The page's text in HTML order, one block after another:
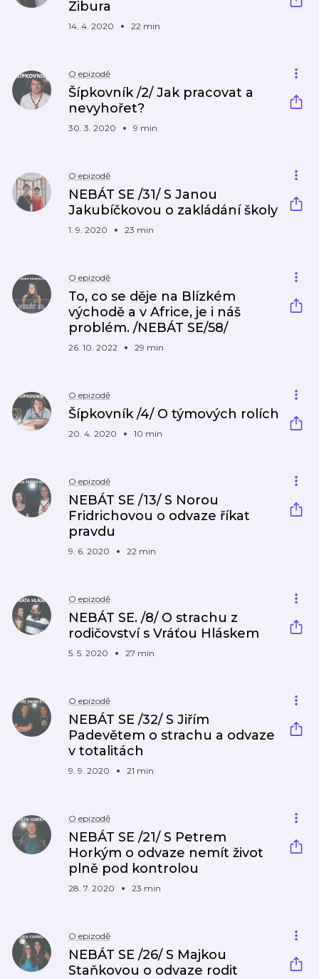
Zibura
14. 4. 2020 22 min
O epizodě
Šípkovník /2/ Jak pracovat a
nevyhořet?
30. 3. 2020 9 min
O epizodě
NEBÁT SE /31/ S Janou
Jakubíčkovou o zakládání školy
1. 9. 2020 23 min
O epizodě
To, co se děje na Blízkém
východě a v Africe, je i náš
problém. /NEBÁT SE/58/
26. 10. 2022 29 min
O epizodě
Šípkovník /4/ O týmových rolích
20. 4. 2020 10 min
O epizodě
NEBÁT SE /13/ S Norou
Fridrichovou o odvaze říkat
pravdu
9. 6. 2020 22 min
O epizodě
NEBÁT SE. /8/ O strachu z
rodičovství s Vráťou Hláskem
5. 5. 2020 27 min
O epizodě
NEBÁT SE /32/ S Jiřím
Padevětem o strachu a odvaze
v totalitách
9. 9. 2020 21 min
O epizodě
NEBÁT SE /21/ S Petrem
Horkým o odvaze nemít život
plně pod kontrolou
28. 7. 2020 23 min
O epizodě
NEBÁT SE /26/ S Majkou
Staňkovou o odvaze rodit